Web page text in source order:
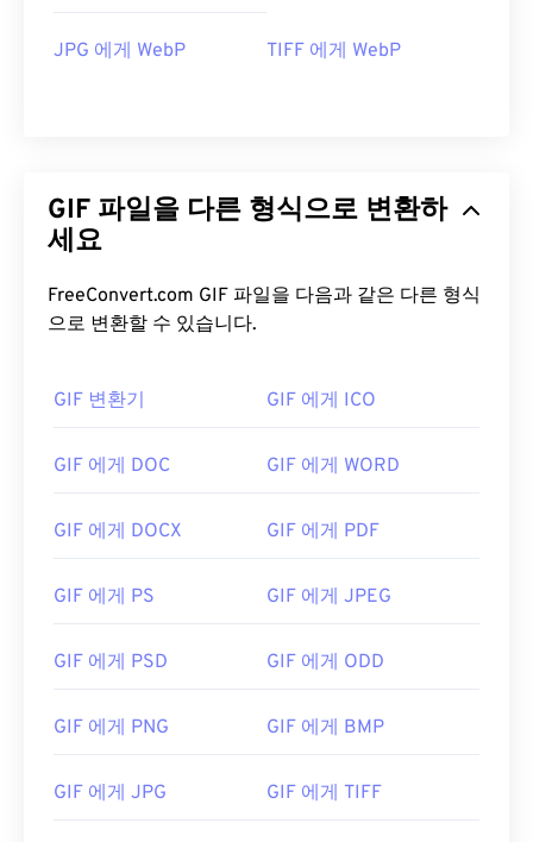
JPG 에게 WebP TIFF 에게 WebP
GIF 파일을 다른 형식으로 변환하
세요
FreeConvert.com GIF 파일을 다음과 같은 다른 형식
으로 변환할 수 있습니다.
GIF 변환기 GIF 에게 ICO
GIF 에게 DOC GIF 에게 WORD
GIF 에게 DOCX GIF 에게 PDF
GIF 에게 PS GIF 에게 JPEG
GIF 에게 PSD GIF 에게 ODD
GIF 에게 PNG GIF 에게 BMP
GIF 에게 JPG GIF 에게 TIFF